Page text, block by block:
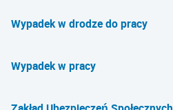
Wypadek w drodze do pracy
Wypadek w pracy